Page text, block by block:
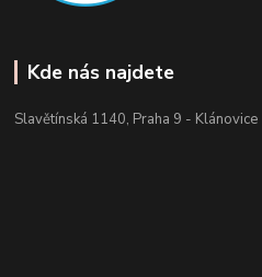
Kde nás najdete
Slavětínská 1140, Praha 9 - Klánovice